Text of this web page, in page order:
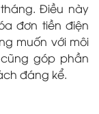
Điều này
đơn tiền điện
muốn với môi
góp phần
đáng kể.